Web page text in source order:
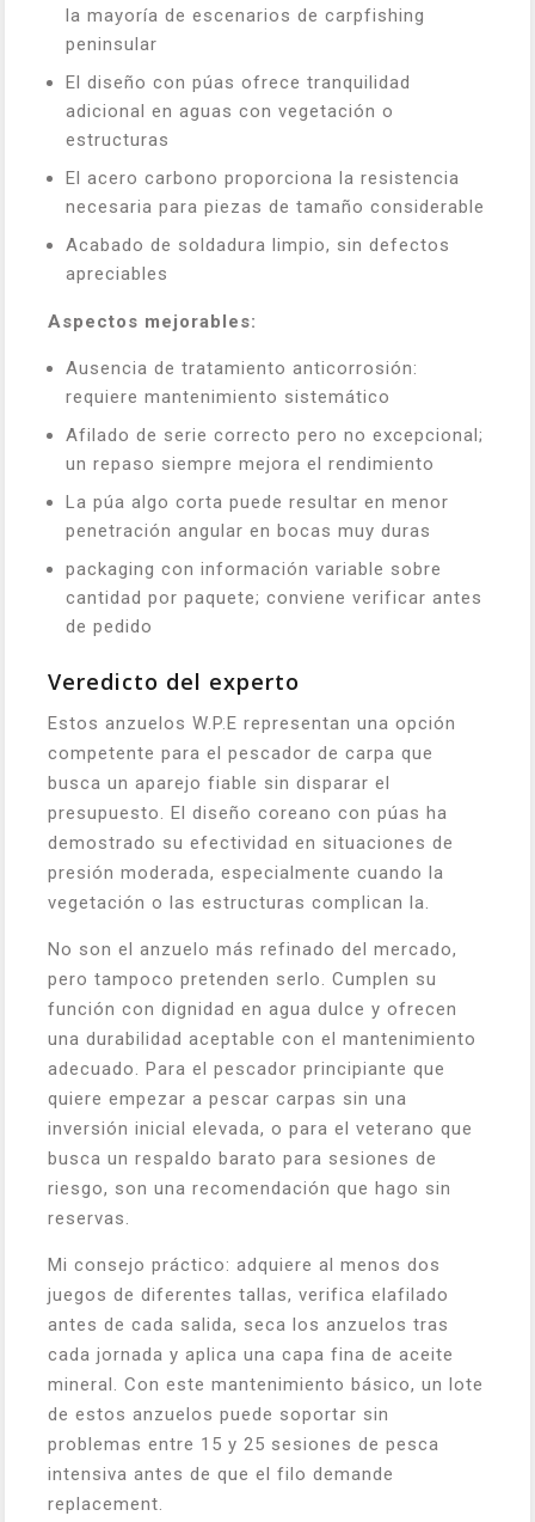
la mayoría de escenarios de carpfishing
peninsular
El diseño con púas ofrece tranquilidad
adicional en aguas con vegetación o
estructuras
El acero carbono proporciona la resistencia
necesaria para piezas de tamaño considerable
Acabado de soldadura limpio, sin defectos
apreciables
Aspectos mejorables:
Ausencia de tratamiento anticorrosión:
requiere mantenimiento sistemático
Afilado de serie correcto pero no excepcional;
un repaso siempre mejora el rendimiento
La púa algo corta puede resultar en menor
penetración angular en bocas muy duras
packaging con información variable sobre
cantidad por paquete; conviene verificar antes
de pedido
Veredicto del experto
Estos anzuelos W.P.E representan una opción
competente para el pescador de carpa que
busca un aparejo fiable sin disparar el
presupuesto. El diseño coreano con púas ha
demostrado su efectividad en situaciones de
presión moderada, especialmente cuando la
vegetación o las estructuras complican la.
No son el anzuelo más refinado del mercado,
pero tampoco pretenden serlo. Cumplen su
función con dignidad en agua dulce y ofrecen
una durabilidad aceptable con el mantenimiento
adecuado. Para el pescador principiante que
quiere empezar a pescar carpas sin una
inversión inicial elevada, o para el veterano que
busca un respaldo barato para sesiones de
riesgo, son una recomendación que hago sin
reservas.
Mi consejo práctico: adquiere al menos dos
juegos de diferentes tallas, verifica elafilado
antes de cada salida, seca los anzuelos tras
cada jornada y aplica una capa fina de aceite
mineral. Con este mantenimiento básico, un lote
de estos anzuelos puede soportar sin
problemas entre 15 y 25 sesiones de pesca
intensiva antes de que el filo demande
replacement.